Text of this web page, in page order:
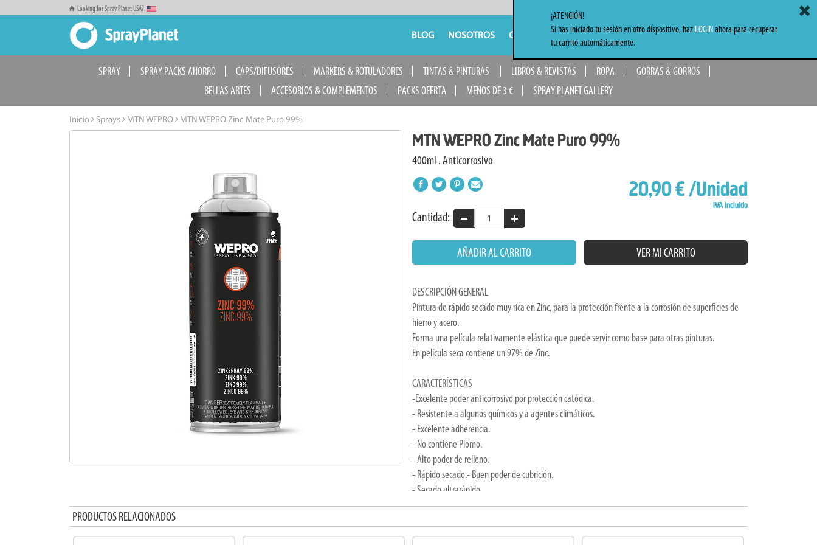
Looking for Spray Planet USA?
BLOG NOSOTROS CONTACTO
SPRAY SPRAY PACKS AHORRO CAPS/DIFUSORES MARKERS & ROTULADORES TINTAS & PINTURAS LIBROS & REVISTAS ROPA
GORRAS & GORROS
BELLAS ARTES
ACCESORIOS & COMPLEMENTOS PACKS OFERTA MENOS DE 3 € SPRAY PLANET GALLERY
Inicio Sprays MTN WEPRO MTN WEPRO Zinc Mate Puro 99%
MTN WEPRO Zinc Mate Puro 99%
400ml . Anticorrosivo
20,90 €/Unidad
IVA Incluido
Cantidad:
AÑADIR AL CARRITO VER MI CARRITO
DESCRIPCIÓN GENERAL
Pintura de rápido secado muy rica en Zinc, para la protección frente a la corrosión de superficies de
hierro y acero.
Forma una película relativamente elástica que puede servir como base para otras pinturas.
En película seca contiene un 97% de Zinc.
CARACTERÍSTICAS
-Excelente poder anticorrosivo por protección catódica.
- Resistente a algunos químicos y a agentes climáticos.
- Excelente adherencia.
- No contiene Plomo.
- Alto poder de relleno.
- Rápido secado.- Buen poder de cubrición.
- Secado ultrarápido.
- Utilizable en soldadura.
PRODUCTOS RELACIONADOS
¡ATENCIÓN!
Si has iniciado tu sesión en otro dispositivo, haz LOGINahora para recuperar
tu carrito automáticamente.